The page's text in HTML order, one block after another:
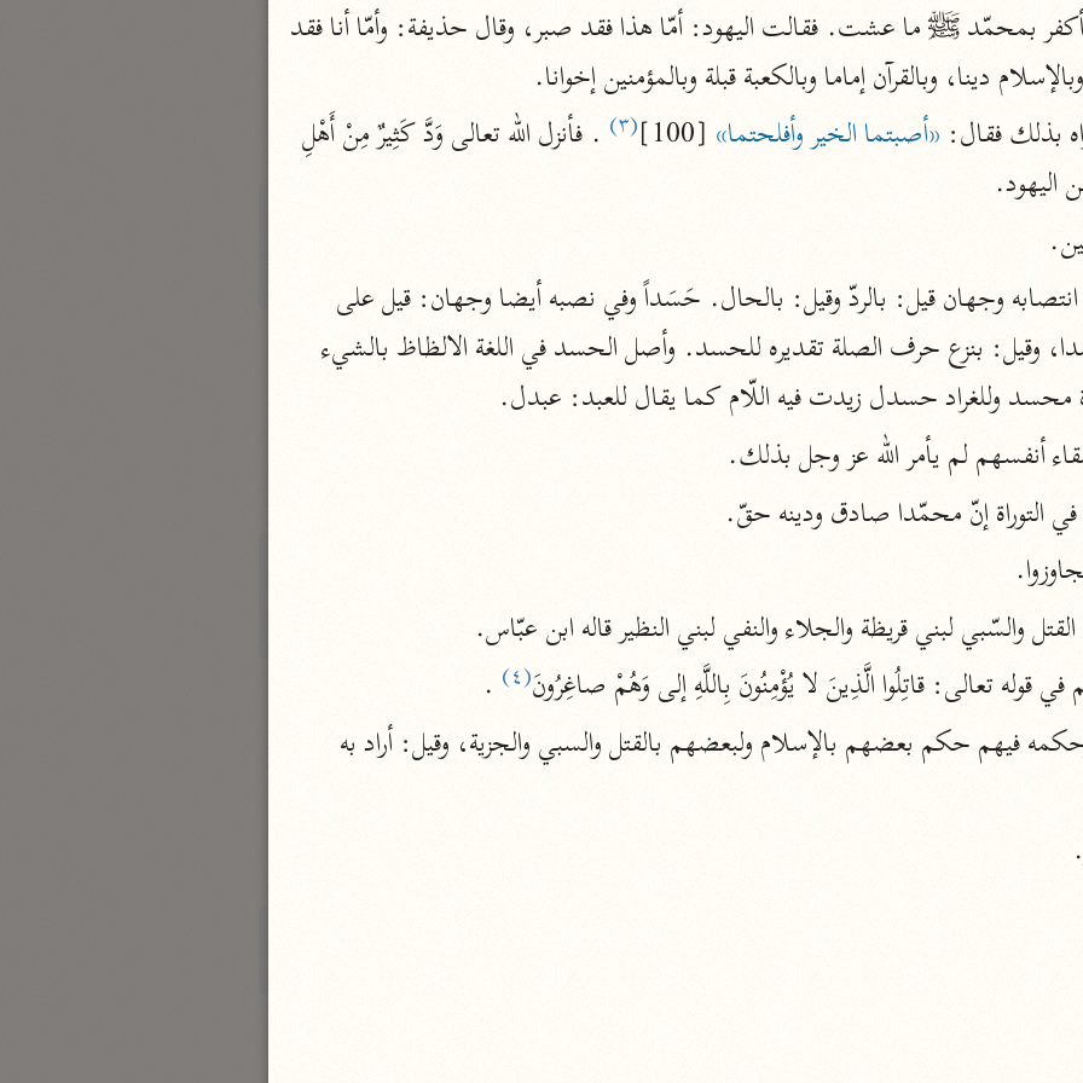
المحرر الوجيز
ابن عطية (٥٤٦ هـ)
البحر المحيط
التفسير البسيط
الواحدي (٤٦٨ هـ)
نحو ٢٢ مجلدًا
إرشاد العقل السليم
أبو السعود (٩٨٢ هـ)
نحو ٩ مجلدات
الكشاف
نحو ٨ مجلدات
نحو ٣ مجلدات
الواحدي (٤٦٨ هـ)
نحو مجلد
نحو مجلدين
آثار
نحو ١٣ مجلدًا
تفسير القرآن العظيم مسندًا
ابن أبي حاتم الرازي (٣٢٧ هـ)
نحو ١٠ مجلدات
دينا، وبالقرآن إماما وبالكعبة قبلة وبالمؤمنين إخوانا.
«أصبتما الخير وأفلحتما» [100] (٣)
. فأنزل الله تعالى وَدَّ كَثِيرٌ مِنْ أَهْلِ
اليهود.
المصدر أي يحسدونكم حسدا، وقيل: بنزع حرف الصلة تقديره للحسد. وأصل الحسد في اللغة الالظاظ بالشيء
وللغراد حسدل زيدت فيه اللّام كما يقال للعبد: عبدل.
أنفسهم لم يأمر الله عز وجل بذلك.
التوراة إنّ محمّدا صادق ودينه حقّ.
والسّبي لبني قريظة والجلاء والنفي لبني النظير قاله ابن عبّاس.
في قوله تعالى: قاتِلُوا الَّذِينَ لا يُؤْمِنُونَ بِاللَّهِ إلى وَهُمْ صاغِرُونَ(٤)
.